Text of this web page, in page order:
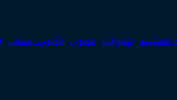
قضاییه, حقوقی, قانون, قانون_مدنی,